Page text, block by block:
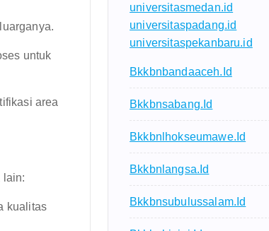
untuk
area
lain:
kualitas
universitasmedan.id
universitaspadang.id
universitaspekanbaru.id
Bkkbnbandaaceh.id
Bkkbnsabang.id
Bkkbnlhokseumawe.id
Bkkbnlangsa.id
Bkkbnsubulussalam.id